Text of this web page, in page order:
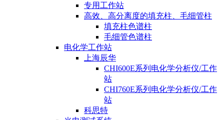
专用工作站
高效、高分离度的填充柱、毛细管柱
填充柱色谱柱
毛细管色谱柱
电化学工作站
上海辰华
CHI600E系列电化学分析仪/工作
站
CHI760E系列电化学分析仪/工作
站
科思特